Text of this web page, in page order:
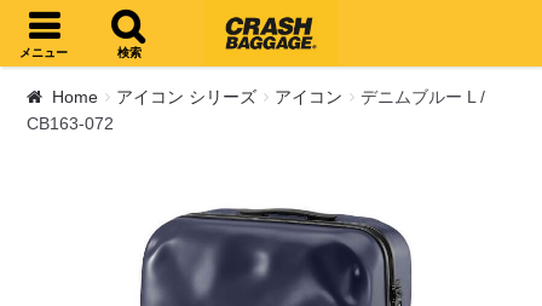
ナビゲーションへスキップ
コンテンツへスキップ
メニュー 検索
Home アイコン シリーズ アイコン
デニムブルー L /
CB163-072